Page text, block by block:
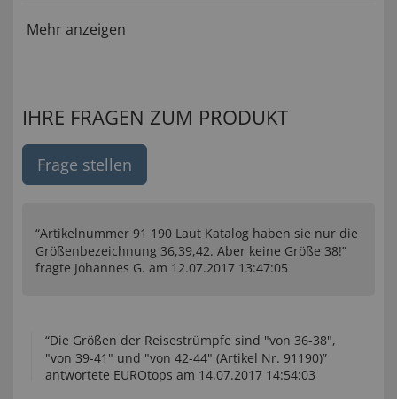
Mehr anzeigen
IHRE FRAGEN ZUM PRODUKT
Frage stellen
“Artikelnummer 91 190 Laut Katalog haben sie nur die
Größenbezeichnung 36,39,42. Aber keine Größe 38!”
fragte Johannes G. am 12.07.2017 13:47:05
“Die Größen der Reisestrümpfe sind "von 36-38",
"von 39-41" und "von 42-44" (Artikel Nr. 91190)”
antwortete EUROtops am 14.07.2017 14:54:03